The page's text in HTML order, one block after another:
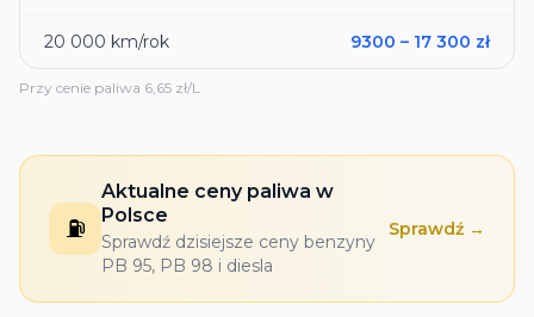
20 000 km/rok 9300 – 17 300 zł
Przy cenie paliwa 6,65 zł/L
⛽
Aktualne ceny paliwa w
Polsce
Sprawdź dzisiejsze ceny benzyny
PB 95, PB 98 i diesla
Sprawdź →